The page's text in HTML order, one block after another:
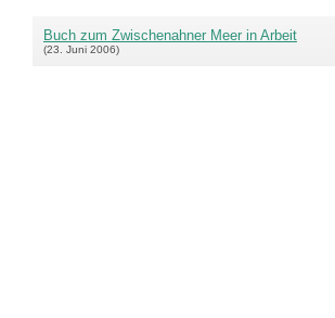
Buch zum Zwischenahner Meer in Arbeit
(23. Juni 2006)